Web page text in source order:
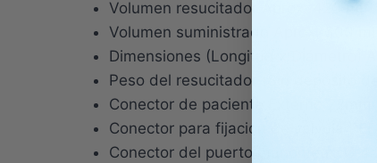
Volumen resucitador Aprox. 420 ml
Volumen suministrado Aprox. 300 ml
Dimensiones (Longitud x Diámetro)
Peso del resucitador (Sin depósito
Conector de paciente Externo 22mm
Conector para fijación de válvula
Conector del puerto manómetro Ø